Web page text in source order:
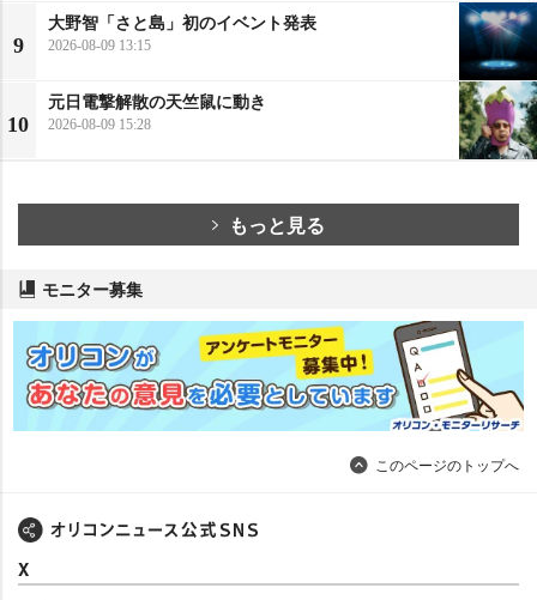
9
大野智「さと島」初のイベント発表
2026-08-09 13:15
10
元日電撃解散の天竺鼠に動き
2026-08-09 15:28
もっと見る
モニター募集
このページのトップへ
X